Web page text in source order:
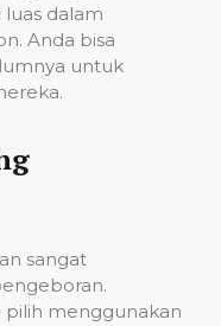
dalam
Anda bisa
untuk
sangat
pilih menggunakan